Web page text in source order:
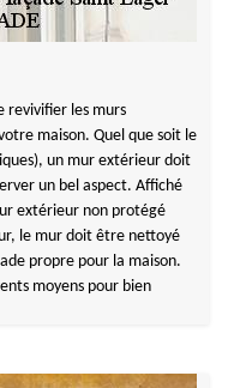
revivifier les murs
maison. Quel que soit le
un mur extérieur doit
un bel aspect. Affiché
extérieur non protégé
le mur doit être nettoyé
propre pour la maison.
moyens pour bien